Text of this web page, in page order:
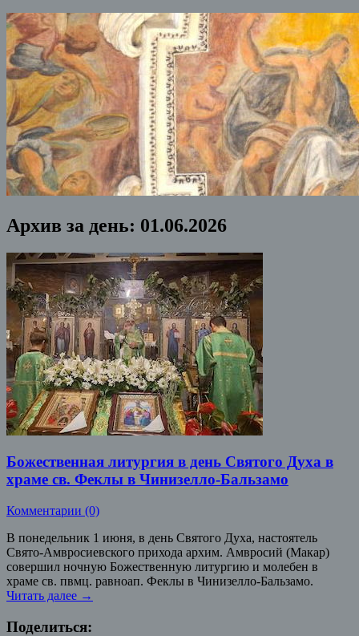
Архив за день: 01.06.2026
Божественная литургия в день Святого Духа в
храме св. Феклы в Чинизелло-Бальзамо
Комментарии (0)
В понедельник 1 июня, в день Святого Духа, настоятель
Свято-Амвросиевского прихода архим. Амвросий (Макар)
совершил ночную Божественную литургию и молебен в
храме св. пвмц. равноап. Феклы в Чинизелло-Бальзамо.
Читать далее →
Поделиться: